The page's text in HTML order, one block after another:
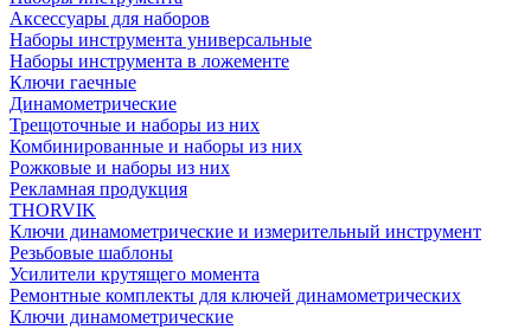
Аксессуары для наборов
Наборы инструмента универсальные
Наборы инструмента в ложементе
Ключи гаечные
Динамометрические
Трещоточные и наборы из них
Комбинированные и наборы из них
Рожковые и наборы из них
Рекламная продукция
THORVIK
Ключи динамометрические и измерительный инструмент
Резьбовые шаблоны
Усилители крутящего момента
Ремонтные комплекты для ключей динамометрических
Ключи динамометрические